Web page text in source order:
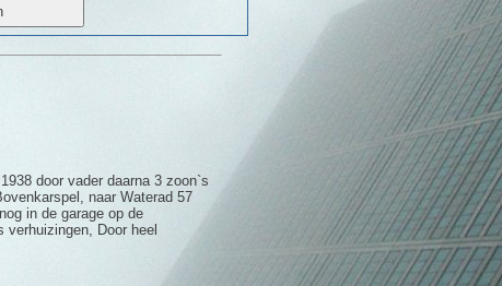
door vader daarna 3 zoon`s
naar Waterad 57
in de garage op de
verhuizingen, Door heel